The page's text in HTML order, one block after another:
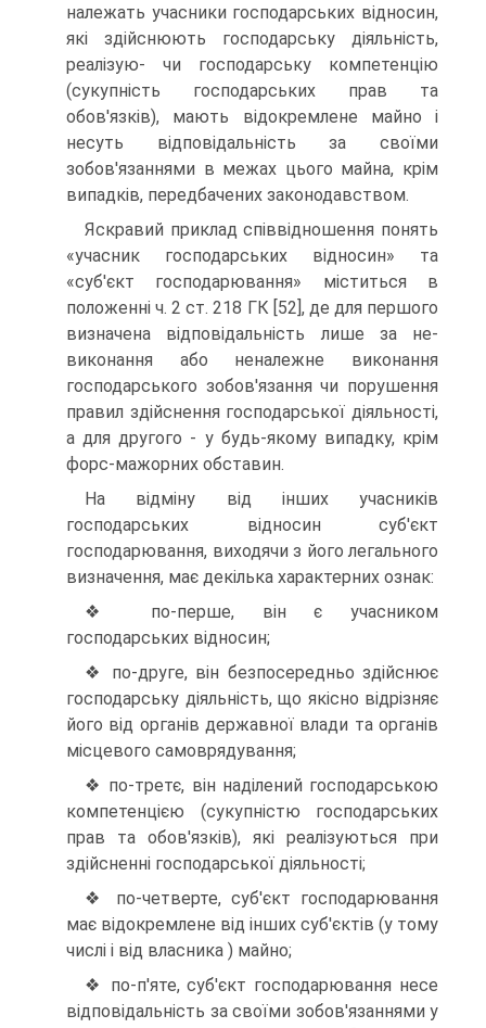
належать учасники господарських відносин,
які здійснюють господарську діяльність,
реалізую- чи господарську компетенцію
(сукупність господар­ських прав та
обов'язків), мають відокремлене майно і
несуть відповідальність за своїми
зобов'язаннями в межах цього майна, крім
випадків, передбачених за­конодавством.
Яскравий приклад співвідношення понять
«учас­ник господарських відносин» та
«суб'єкт господарю­вання» міститься в
положенні ч. 2 ст. 218 ГК [52], де для першого
визначена відповідальність лише за не­
виконання або неналежне виконання
господарського зобов'язання чи порушення
правил здійснення госпо­дарської діяльності,
а для другого - у будь-якому ви­падку, крім
форс-мажорних обставин.
На відміну від інших учасників
господарських відносин суб'єкт
господарювання, виходячи з його ле­гального
визначення, має декілька характерних ознак:
❖ по-перше, він є учасником
господарських від­носин;
❖ по-друге, він безпосередньо здійснює
госпо­дарську діяльність, що якісно відрізняє
його від органів державної влади та органів
місцево­го самоврядування;
❖ по-третє, він наділений господарською
ком­петенцією (сукупністю господарських
прав та обов'язків), які реалізуються при
здійсненні господарської діяльності;
❖ по-четверте, суб'єкт господарювання
має від­окремлене від інших суб'єктів (у тому
числі і від власника ) майно;
❖ по-п'яте, суб'єкт господарювання несе
відпо­відальність за своїми зобов'язаннями у